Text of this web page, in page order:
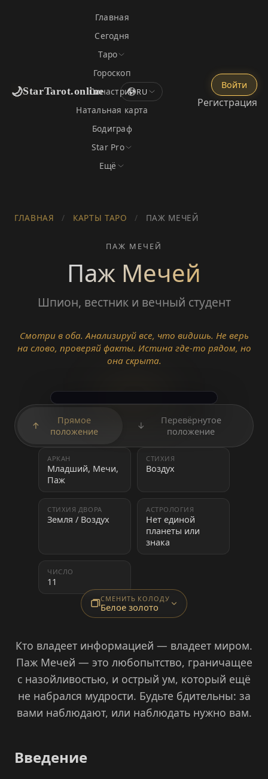
🌙StarTarot.online
Главная
Сегодня
Таро
Гороскоп
Синастрия
Натальная карта
Бодиграф
Star Pro
Ещё
RU
Войти
Регистрация
ГЛАВНАЯ / КАРТЫ ТАРО / ПАЖ МЕЧЕЙ
ПАЖ МЕЧЕЙ
Паж Мечей
Шпион, вестник и вечный студент
Смотри в оба. Анализируй все, что видишь. Не верь
на слово, проверяй факты. Истина где-то рядом, но
она скрыта.
↑
Прямое
положение
↓
Перевёрнутое
положение
АРКАН
Младший, Мечи,
Паж
СТИХИЯ
Воздух
СТИХИЯ ДВОРА
Земля / Воздух
АСТРОЛОГИЯ
Нет единой
планеты или
знака
ЧИСЛО
11
СМЕНИТЬ КОЛОДУ
Белое золото
Кто владеет информацией — владеет миром.
Паж Мечей — это любопытство, граничащее
с назойливостью, и острый ум, который ещё
не набрался мудрости. Будьте бдительны: за
вами наблюдают, или наблюдать нужно вам.
Введение